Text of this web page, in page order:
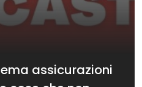
assicurazioni